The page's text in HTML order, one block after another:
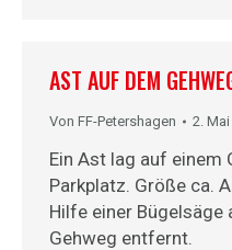
AST AUF DEM
Von FF-Petershagen 2.
Ein Ast lag auf einem
Parkplatz. Größe ca.
Hilfe einer Bügelsäge
Gehweg entfernt.